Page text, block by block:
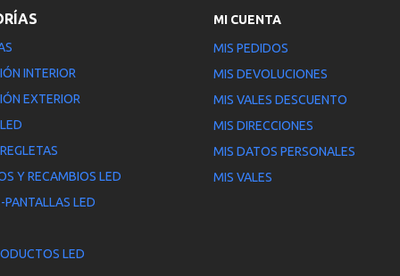
INTERIOR
EXTERIOR
Y RECAMBIOS LED
PANTALLAS LED
LED
MI CUENTA
MIS PEDIDOS
MIS DEVOLUCIONES
MIS VALES DESCUENTO
MIS DIRECCIONES
MIS DATOS PERSONALES
MIS VALES